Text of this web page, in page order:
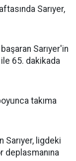
Sarıyer,
Sarıyer'in
65. dakikada
takıma
Sarıyer, ligdeki
deplasmanına